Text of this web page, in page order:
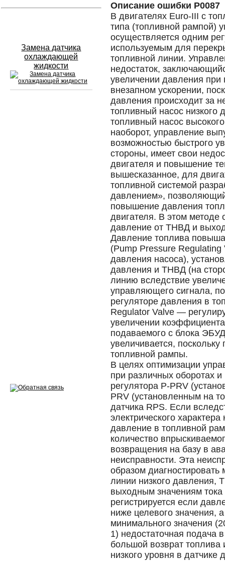
Замена датчика
охлаждающей
жидкости
Описание ошибки P0087
В двигателях Euro-III с
типа (топливной рампой)
осуществляется одним
используемым для
топливной линии.
недостаток,
увеличении давления при
внезапном ускорении,
давления происходит за
топливный насос
топливный насос
наоборот, управление
возможностью быстрого
стороны, имеет свои
двигателя и повышение
вышесказанное, для
топливной системой
давлением»,
повышение давления
двигателя. В этом методе
давление от ТНВД и
Давление топлива
(Pump Pressure
давления насоса),
давления и ТНВД (на
линию вследствие
управляющего сигнала,
регуляторе давления в
Regulator Valve —
увеличении
подаваемого с блока
увеличивается,
топливной рампы.
В целях оптимизации
при различных оборотах
регулятора P-PRV
PRV (установленным на
датчика RPS. Если
электрического
давление в топливной
количество
возвращения на базу в
неисправности. Эта
образом диагностировать
линии низкого давления,
выходным значениям
регистрируется если
ниже целевого значения,
минимального значения
1) недостаточная подача
большой возврат
низкого уровня в